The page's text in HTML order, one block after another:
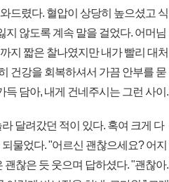
드렸다. 혈압이 상당히 높으셨고 식
지 않도록 계속 말을 걸었다. 어머님
지 짧은 찰나였지만 내가 빨리 대처
건강을 회복하셔서 가끔 안부를 묻
담아, 내게 건네주시는 그런 사이.
달려갔던 적이 있다. 혹여 크게 다
물었다. "어르신 괜찮으세요? 어지
괜찮은 듯 웃으며 답하셨다. "괜찮아.